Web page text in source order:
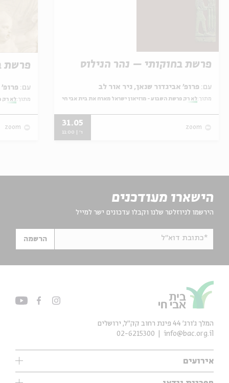
פרשת בחוקותי – נהר הנילוס
עם:
מתוך: לא רק פרשת השבוע - מוזיאון ישראל מארח את בית אבי חי
zoom
31.05
ו' | 11:00
פרשת
עם:
מתוך: לא רק
zoom
הישארו מעודכנים
הירשמו לניוזלטר שלנו וקבלו עדכונים ישר למייל
*כתובת דוא"ל הרשמה
אירועים
עיון
המלך ג'ורג' 44 פינת רחוב קק״ל, ירושלים
info@bac.org.il
02-6215300